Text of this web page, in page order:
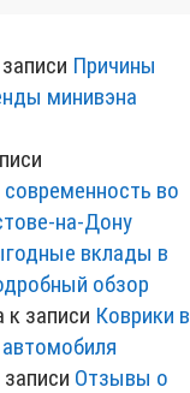
Причины
минивэна
во
на-Дону
вклады в
обзор
к записи Коврики в
записи Отзывы о